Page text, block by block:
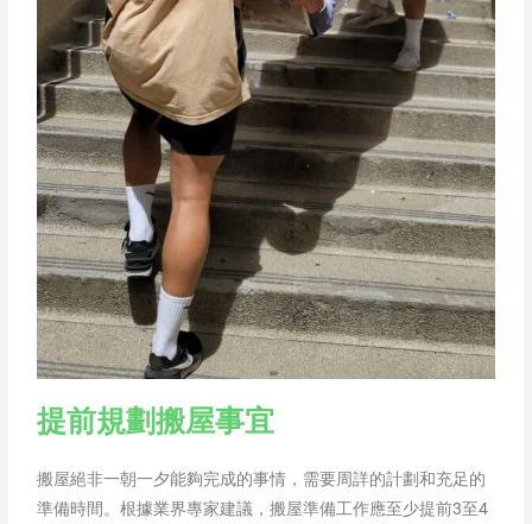
提前規劃搬屋事宜
搬屋絕非一朝一夕能夠完成的事情，需要周詳的計劃和充足的
準備時間。根據業界專家建議，搬屋準備工作應至少提前3至4